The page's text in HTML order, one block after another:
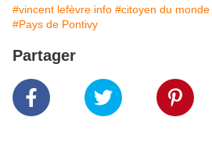
#vincent lefèvre info #citoyen du monde
#Pays de Pontivy
Partager